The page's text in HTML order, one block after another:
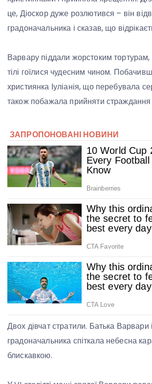
це, Діоскор дуже розлютився – він
градоначальника і сказав, що
Варвару піддали жорстоким тортурам,
тілі гоїлися чудесним чином.
християнка Іуліанія, що перебувала
також побажала прийняти страждання
Двох дівчат стратили. Батька Варвари і
градоначальника спіткала небесна
блискавкою.